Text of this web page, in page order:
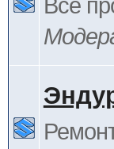
Всё